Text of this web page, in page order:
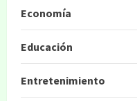
Economía
Educación
Entretenimiento